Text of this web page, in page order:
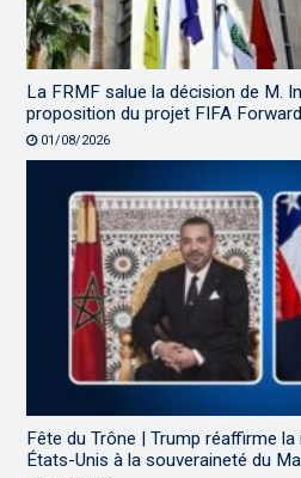
La FRMF salue la décision de M.
proposition du projet FIFA
01/08/2026
Fête du Trône | Trump réaffirme
États-Unis à la souveraineté du